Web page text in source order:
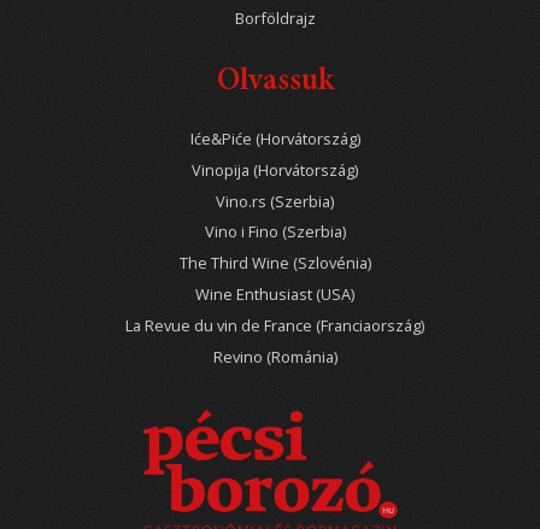
Borföldrajz
Olvassuk
Iće&Piće (Horvátország)
Vinopija (Horvátország)
Vino.rs (Szerbia)
Vino i Fino (Szerbia)
The Third Wine (Szlovénia)
Wine Enthusiast (USA)
La Revue du vin de France (Franciaország)
Revino (Románia)